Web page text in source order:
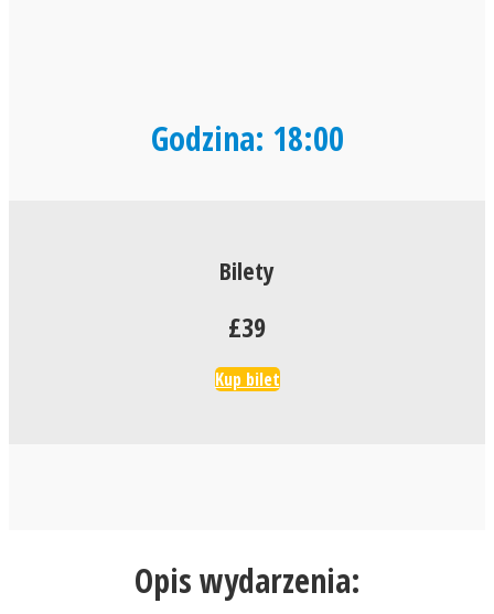
Godzina: 18:00
Bilety
£39
Kup bilet
Opis wydarzenia: